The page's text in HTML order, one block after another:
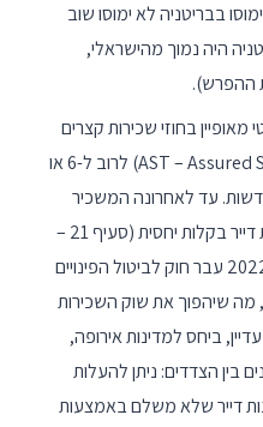
בבריטניה לא ימוסו שוב
היה נמוך מהישראלי,
ההפרש).
מאופיין בחוזי שכירות קצרים
יחסית (AST – Assured Shorthold Tenancy) לרוב ל-6 או
עד לאחרונה המשכיר
היה יכול בסוף התקופה לפנות דייר בקלות יחסית (סעיף 21 –
פינוי ללא סיבה), אך בשלהי 2022 עבר חוק לביטול הפינויים
מה שיהפוך את שוק השכירות
ביחס למדינות אירופה,
בין הצדדים: ניתן להעלות
דייר שלא משלם באמצעות